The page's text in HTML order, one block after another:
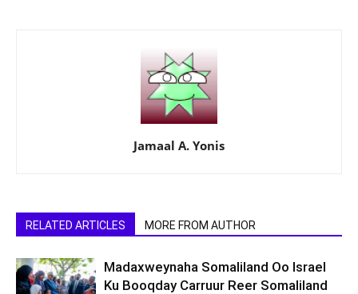
Jamaal A. Yonis
RELATED ARTICLES MORE FROM AUTHOR
Madaxweynaha Somaliland Oo Israel
Ku Booqday Carruur Reer Somaliland